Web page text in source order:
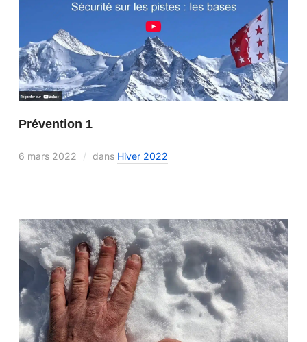
Prévention 1
6 mars 2022 dans Hiver 2022